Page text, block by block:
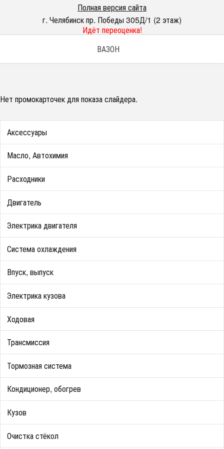
Полная версия сайта
г. Челябинск пр. Победы 305Д/1 (2 этаж)
Идёт переоценка!
ВАЗОН
Нет промокарточек для показа слайдера.
Аксессуары
Масло, Автохимия
Расходники
Двигатель
Электрика двигателя
Система охлаждения
Впуск, выпуск
Электрика кузова
Ходовая
Трансмиссия
Тормозная система
Кондиционер, обогрев
Кузов
Очистка стёкол